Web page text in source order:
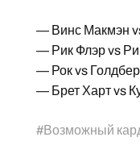
— Винс Макмэн
— Рик Флэр vs
— Рок vs
— Брет Харт vs
#Возможный